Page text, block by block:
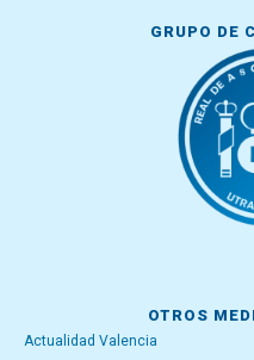
GRUPO DE
OTROS
Actualidad Valencia